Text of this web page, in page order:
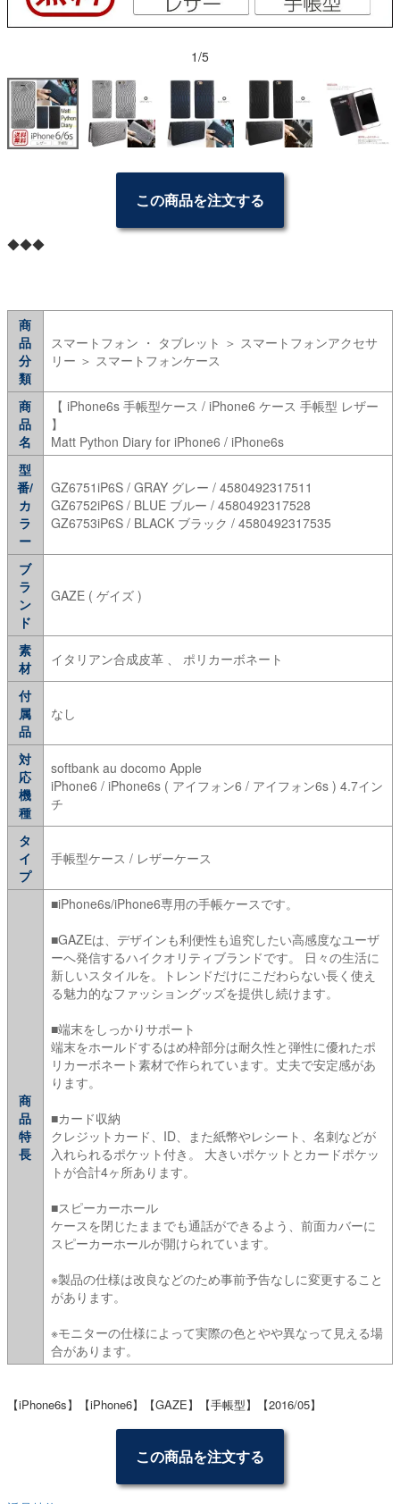
1/5
この商品を注文する
◆◆◆
商
品
分
類
スマートフォン ・ タブレット ＞ スマートフォンアクセサ
リー ＞ スマートフォンケース
商
品
名
【 iPhone6s 手帳型ケース / iPhone6 ケース 手帳型 レザー
】
Matt Python Diary for iPhone6 / iPhone6s
型
番/
カ
ラ
ー
GZ6751iP6S / GRAY グレー / 4580492317511
GZ6752iP6S / BLUE ブルー / 4580492317528
GZ6753iP6S / BLACK ブラック / 4580492317535
ブ
ラ
ン
ド
GAZE ( ゲイズ )
素
材
イタリアン合成皮革 、 ポリカーボネート
付
属
品
なし
対
応
機
種
softbank au docomo Apple
iPhone6 / iPhone6s ( アイフォン6 / アイフォン6s ) 4.7イン
チ
タ
イ
プ
手帳型ケース / レザーケース
商
品
特
長
■iPhone6s/iPhone6専用の手帳ケースです。
■GAZEは、デザインも利便性も追究したい高感度なユーザ
ーへ発信するハイクオリティブランドです。 日々の生活に
新しいスタイルを。トレンドだけにこだわらない長く使え
る魅力的なファッショングッズを提供し続けます。
■端末をしっかりサポート
端末をホールドするはめ枠部分は耐久性と弾性に優れたポ
リカーボネート素材で作られています。丈夫で安定感があ
ります。
■カード収納
クレジットカード、ID、また紙幣やレシート、名刺などが
入れられるポケット付き。 大きいポケットとカードポケッ
トが合計4ヶ所あります。
■スピーカーホール
ケースを閉じたままでも通話ができるよう、前面カバーに
スピーカーホールが開けられています。
※製品の仕様は改良などのため事前予告なしに変更すること
があります。
※モニターの仕様によって実際の色とやや異なって見える場
合があります。
【iPhone6s】【iPhone6】【GAZE】【手帳型】【2016/05】
この商品を注文する